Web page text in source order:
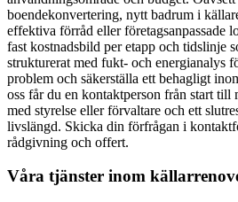
boendekonvertering, nytt badrum i
effektiva förråd eller företagsanpassade
fast kostnadsbild per etapp och tidslinje
strukturerat med fukt- och energianalys
problem och säkerställa ett behagligt
oss får du en kontaktperson från start till
med styrelse eller förvaltare och ett
livslängd. Skicka din förfrågan i
rådgivning och offert.
Våra tjänster inom